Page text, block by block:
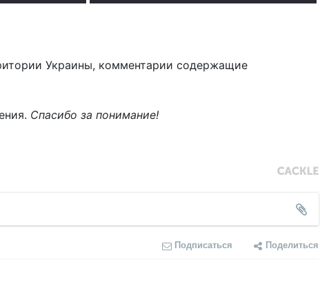
Украины, комментарии содержащие
Спасибо за понимание!
Подписаться Поделиться